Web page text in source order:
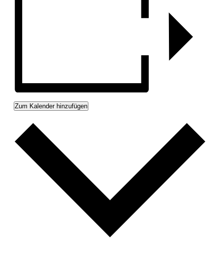
Zum Kalender hinzufügen